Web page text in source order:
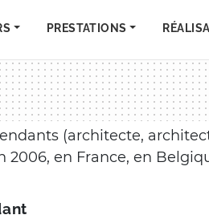
PRESTATIONS
(architecte,
2006, en France, en